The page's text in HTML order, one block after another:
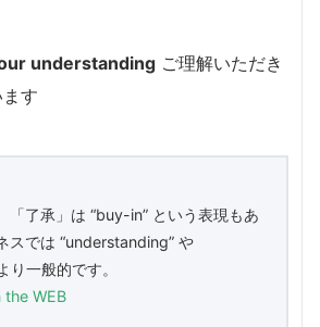
understanding ご理解いただき
す
「了承」は “buy-in” という表現もあ
スでは “understanding” や
り一般的です。
the WEB